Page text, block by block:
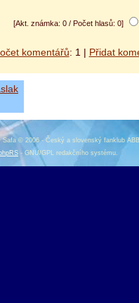
[Akt. známka: 0 / Počet hlasů: 0]
komentářů: 1 | Přidat
Safa © 2006 - Český a slovenský fanklub
- GNU/GPL redakčního systému.